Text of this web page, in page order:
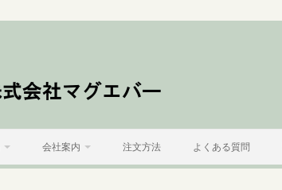
会社案内 注文方法 よくある質問